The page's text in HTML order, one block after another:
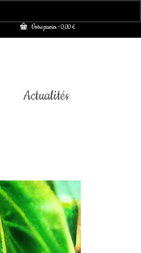
Votre panier-0,00€
Actualités